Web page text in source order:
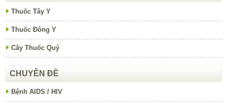
Thuốc Tây Y
Thuốc Đông Y
Cây Thuốc Quý
CHUYÊN ĐỀ
Bệnh AIDS / HIV